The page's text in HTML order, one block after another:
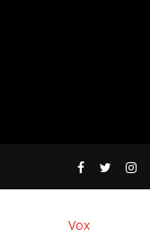
Vox